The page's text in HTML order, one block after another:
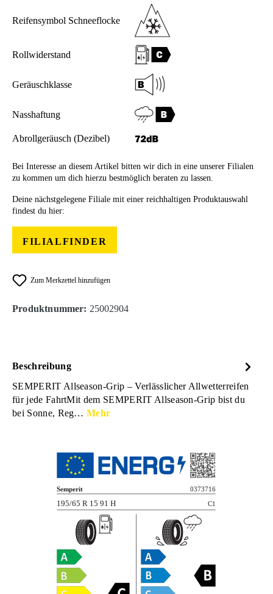
Reifensymbol Schneeflocke
Rollwiderstand
Geräuschklasse
Nasshaftung
Abrollgeräusch (Dezibel)
Bei Interesse an diesem Artikel bitten wir dich in eine unserer Filialen
zu kommen um dich hierzu bestmöglich beraten zu lassen.
Deine nächstgelegene Filiale mit einer reichhaltigen Produktauswahl
findest du hier:
FILIALFINDER
Zum Merkzettel hinzufügen
Produktnummer: 25002904
Beschreibung
SEMPERIT Allseason-Grip – Verlässlicher Allwetterreifen
für jede FahrtMit dem SEMPERIT Allseason-Grip bist du
bei Sonne, Reg…Mehr